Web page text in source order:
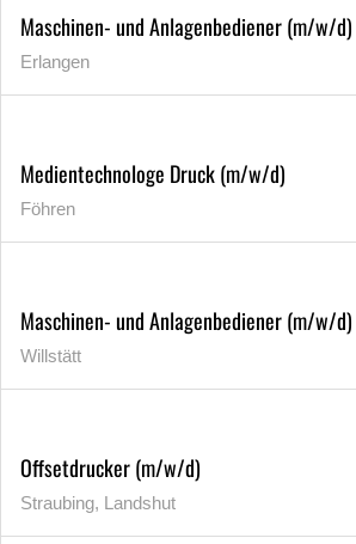
Maschinen- und Anlagenbediener (m/w/d)
Erlangen
Medientechnologe Druck (m/w/d)
Föhren
Maschinen- und Anlagenbediener (m/w/d)
Willstätt
Offsetdrucker (m/w/d)
Straubing, Landshut